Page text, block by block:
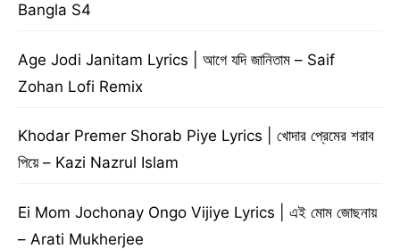
Bangla S4
Age Jodi Janitam Lyrics | আগে যদি জানিতাম – Saif
Zohan Lofi Remix
Khodar Premer Shorab Piye Lyrics | খোদার প্রেমের শরাব
পিয়ে – Kazi Nazrul Islam
Ei Mom Jochonay Ongo Vijiye Lyrics | এই মোম জোছনায়
– Arati Mukherjee